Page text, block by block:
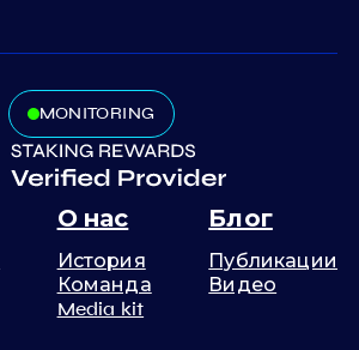
MONITORING
О нас
История
Команда
Media kit
Блог
Публикации
Видео